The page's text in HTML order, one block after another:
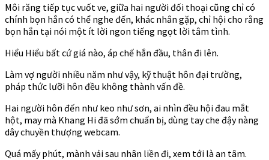
Môi răng tiếp tục vuốt ve, giữa hai người đối thoại cũng chỉ có
chính bọn hắn có thể nghe đến, khác nhân gặp, chỉ hội cho rằng
bọn hắn tại nói một ít lời ngon tiếng ngọt lời tâm tình.
Hiểu Hiểu bất cứ giá nào, áp chế hắn đầu, thân đi lên.
Làm vợ người nhiều năm như vậy, kỹ thuật hôn đại trường,
pháp thức lưỡi hôn đều không thành vấn đề.
Hai người hôn đến như keo như sơn, ai nhìn đều hội đau mắt
hột, may mà Khang Hi đã sớm chuẩn bị, dùng tay che đậy nàng
dây chuyền thượng webcam.
Quá mấy phút, mành vải sau nhân liền đi, xem tới là an tâm.